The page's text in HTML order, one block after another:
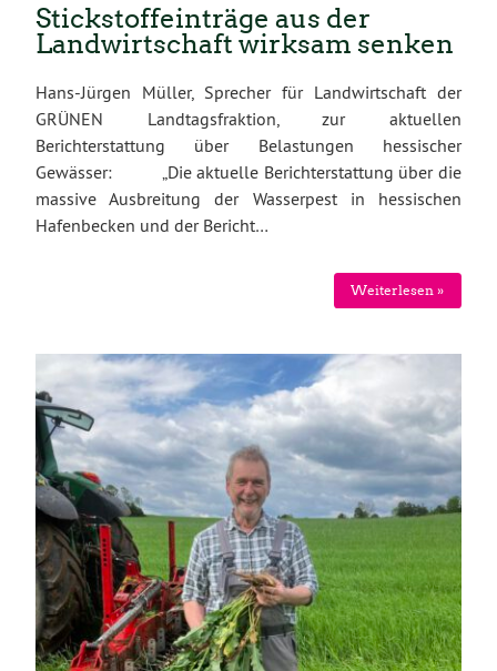
Stickstoffeinträge aus der
Landwirtschaft wirksam senken
Hans-Jürgen Müller, Sprecher für Landwirtschaft der
GRÜNEN Landtagsfraktion, zur aktuellen
Berichterstattung über Belastungen hessischer
Gewässer: „Die aktuelle Berichterstattung über die
massive Ausbreitung der Wasserpest in hessischen
Hafenbecken und der Bericht…
Weiterlesen »